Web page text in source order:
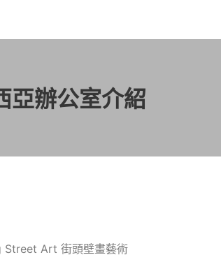
亞辦公室介紹
Street Art 街頭壁畫藝術